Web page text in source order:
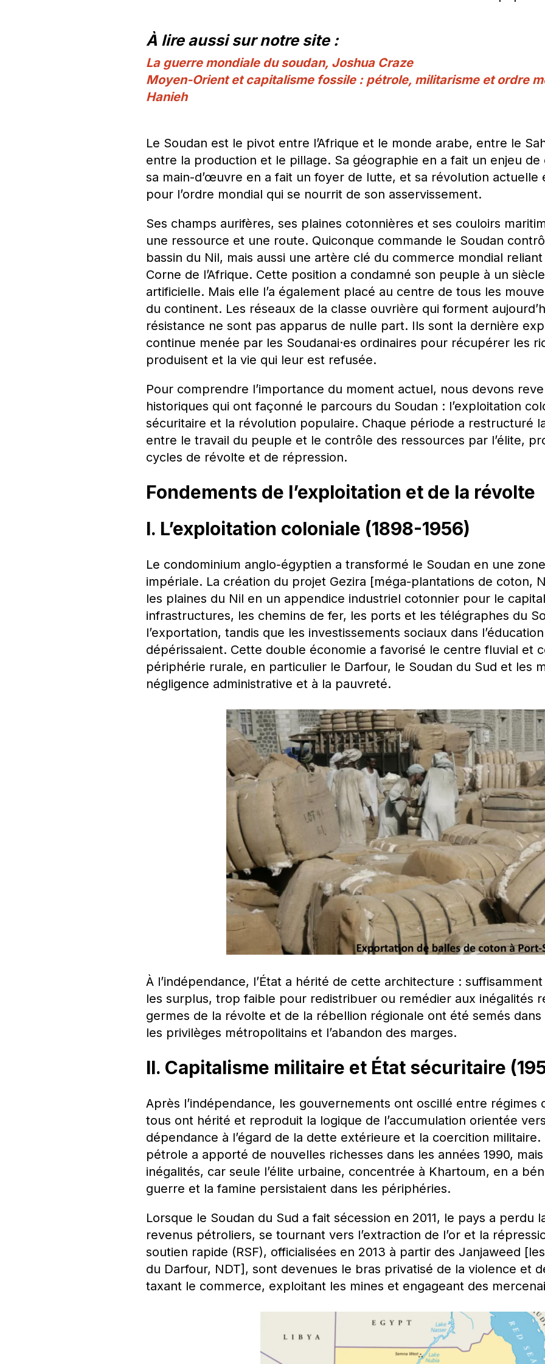
À lire aussi sur notre site :
La guerre mondiale du soudan, Joshua Craze
Moyen-Orient et capitalisme fossile : pétrole, militarisme et ordre
Hanieh
Le Soudan est le pivot entre l’Afrique et le monde arabe, entre le
entre la production et le pillage. Sa géographie en a fait un enjeu
sa main-d’œuvre en a fait un foyer de lutte, et sa révolution actuelle
pour l’ordre mondial qui se nourrit de son asservissement.
Ses champs aurifères, ses plaines cotonnières et ses couloirs
une ressource et une route. Quiconque commande le Soudan
bassin du Nil, mais aussi une artère clé du commerce mondial reliant
Corne de l’Afrique. Cette position a condamné son peuple à un
artificielle. Mais elle l’a également placé au centre de tous les
du continent. Les réseaux de la classe ouvrière qui forment
résistance ne sont pas apparus de nulle part. Ils sont la dernière
continue menée par les Soudanai·es ordinaires pour récupérer les
produisent et la vie qui leur est refusée.
Pour comprendre l’importance du moment actuel, nous devons
historiques qui ont façonné le parcours du Soudan : l’exploitation
sécuritaire et la révolution populaire. Chaque période a restructuré
entre le travail du peuple et le contrôle des ressources par l’élite,
cycles de révolte et de répression.
Fondements de l’exploitation et de la révolte
I. L’exploitation coloniale (1898-1956)
Le condominium anglo-égyptien a transformé le Soudan en une
impériale. La création du projet Gezira [méga-plantations de coton,
les plaines du Nil en un appendice industriel cotonnier pour le
infrastructures, les chemins de fer, les ports et les télégraphes du
l’exportation, tandis que les investissements sociaux dans
dépérissaient. Cette double économie a favorisé le centre fluvial et
périphérie rurale, en particulier le Darfour, le Soudan du Sud et les
négligence administrative et à la pauvreté.
À l’indépendance, l’État a hérité de cette architecture :
les surplus, trop faible pour redistribuer ou remédier aux inégalités
germes de la révolte et de la rébellion régionale ont été semés
les privilèges métropolitains et l’abandon des marges.
II. Capitalisme militaire et État sécuritaire
Après l’indépendance, les gouvernements ont oscillé entre régimes
tous ont hérité et reproduit la logique de l’accumulation orientée
dépendance à l’égard de la dette extérieure et la coercition
pétrole a apporté de nouvelles richesses dans les années 1990,
inégalités, car seule l’élite urbaine, concentrée à Khartoum, en a
guerre et la famine persistaient dans les périphéries.
Lorsque le Soudan du Sud a fait sécession en 2011, le pays a perdu
revenus pétroliers, se tournant vers l’extraction de l’or et la
soutien rapide (RSF), officialisées en 2013 à partir des Janjaweed
du Darfour, NDT], sont devenues le bras privatisé de la violence et
taxant le commerce, exploitant les mines et engageant des